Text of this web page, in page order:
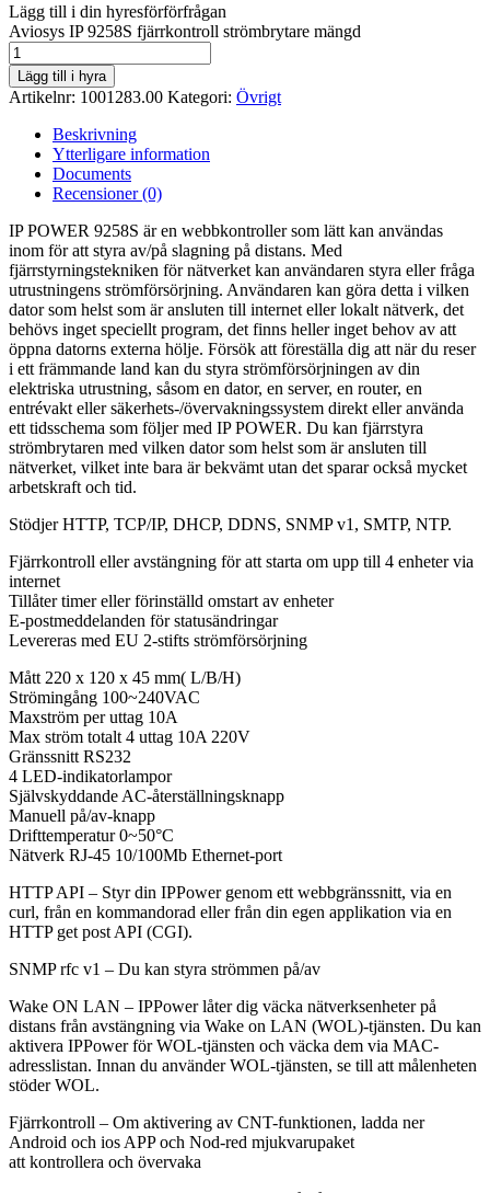
Lägg till i din hyresförförfrågan
Aviosys IP 9258S fjärrkontroll strömbrytare mängd
Lägg till i hyra
Artikelnr: 1001283.00 Kategori: Övrigt
Beskrivning
Ytterligare information
Documents
Recensioner (0)
IP POWER 9258S är en webbkontroller som lätt kan användas
inom för att styra av/på slagning på distans. Med
fjärrstyrningstekniken för nätverket kan användaren styra eller fråga
utrustningens strömförsörjning. Användaren kan göra detta i vilken
dator som helst som är ansluten till internet eller lokalt nätverk, det
behövs inget speciellt program, det finns heller inget behov av att
öppna datorns externa hölje. Försök att föreställa dig att när du reser
i ett främmande land kan du styra strömförsörjningen av din
elektriska utrustning, såsom en dator, en server, en router, en
entrévakt eller säkerhets-/övervakningssystem direkt eller använda
ett tidsschema som följer med IP POWER. Du kan fjärrstyra
strömbrytaren med vilken dator som helst som är ansluten till
nätverket, vilket inte bara är bekvämt utan det sparar också mycket
arbetskraft och tid.
Stödjer HTTP, TCP/IP, DHCP, DDNS, SNMP v1, SMTP, NTP.
Fjärrkontroll eller avstängning för att starta om upp till 4 enheter via
internet
Tillåter timer eller förinställd omstart av enheter
E-postmeddelanden för statusändringar
Levereras med EU 2-stifts strömförsörjning
Mått 220 x 120 x 45 mm( L/B/H)
Strömingång 100~240VAC
Maxström per uttag 10A
Max ström totalt 4 uttag 10A 220V
Gränssnitt RS232
4 LED-indikatorlampor
Självskyddande AC-återställningsknapp
Manuell på/av-knapp
Drifttemperatur 0~50°C
Nätverk RJ-45 10/100Mb Ethernet-port
HTTP API – Styr din IPPower genom ett webbgränssnitt, via en
curl, från en kommandorad eller från din egen applikation via en
HTTP get post API (CGI).
SNMP rfc v1 – Du kan styra strömmen på/av
Wake ON LAN – IPPower låter dig väcka nätverksenheter på
distans från avstängning via Wake on LAN (WOL)-tjänsten. Du kan
aktivera IPPower för WOL-tjänsten och väcka dem via MAC-
adresslistan. Innan du använder WOL-tjänsten, se till att målenheten
stöder WOL.
Fjärrkontroll – Om aktivering av CNT-funktionen, ladda ner
Android och ios APP och Nod-red mjukvarupaket
att kontrollera och övervaka